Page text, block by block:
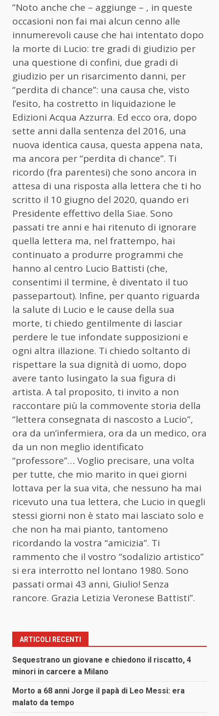
”Noto anche che – aggiunge – , in queste
occasioni non fai mai alcun cenno alle
innumerevoli cause che hai intentato dopo
la morte di Lucio: tre gradi di giudizio per
una questione di confini, due gradi di
giudizio per un risarcimento danni, per
“perdita di chance”: una causa che, visto
l’esito, ha costretto in liquidazione le
Edizioni Acqua Azzurra. Ed ecco ora, dopo
sette anni dalla sentenza del 2016, una
nuova identica causa, questa appena nata,
ma ancora per “perdita di chance”. Ti
ricordo (fra parentesi) che sono ancora in
attesa di una risposta alla lettera che ti ho
scritto il 10 giugno del 2020, quando eri
Presidente effettivo della Siae. Sono
passati tre anni e hai ritenuto di ignorare
quella lettera ma, nel frattempo, hai
continuato a produrre programmi che
hanno al centro Lucio Battisti (che,
consentimi il termine, è diventato il tuo
passepartout). Infine, per quanto riguarda
la salute di Lucio e le cause della sua
morte, ti chiedo gentilmente di lasciar
perdere le tue infondate supposizioni e
ogni altra illazione. Ti chiedo soltanto di
rispettare la sua dignità di uomo, dopo
avere tanto lusingato la sua figura di
artista. A tal proposito, ti invito a non
raccontare più la commovente storia della
“lettera consegnata di nascosto a Lucio”,
ora da un’infermiera, ora da un medico, ora
da un non meglio identificato
“professore”… Voglio precisare, una volta
per tutte, che mio marito in quei giorni
lottava per la sua vita, che nessuno ha mai
ricevuto una tua lettera, che Lucio in quegli
stessi giorni non è stato mai lasciato solo e
che non ha mai pianto, tantomeno
ricordando la vostra “amicizia”. Ti
rammento che il vostro “sodalizio artistico”
si era interrotto nel lontano 1980. Sono
passati ormai 43 anni, Giulio! Senza
rancore. Grazia Letizia Veronese Battisti”.
ARTICOLI RECENTI
Sequestrano un giovane e chiedono il riscatto, 4
minori in carcere a Milano
Morto a 68 anni Jorge il papà di Leo Messi: era
malato da tempo